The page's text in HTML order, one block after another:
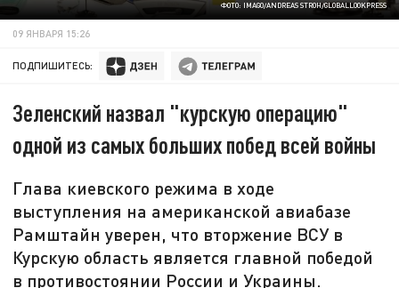
ФОТО: IMAGO/ANDREAS STROH/GLOBALLOOKPRESS
09 ЯНВАРЯ 15:26
ПОДПИШИТЕСЬ:
Зеленский назвал "курскую операцию"
одной из самых больших побед всей войны
Глава киевского режима в ходе
выступления на американской авиабазе
Рамштайн уверен, что вторжение ВСУ в
Курскую область является главной победой
в противостоянии России и Украины.